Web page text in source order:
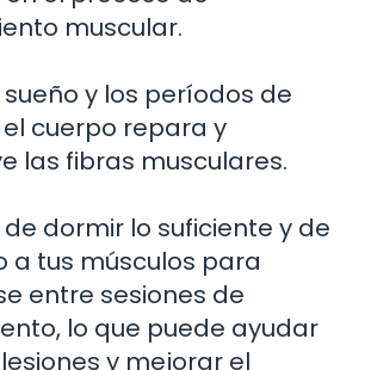
muscular.
y los períodos de
cuerpo repara y
las fibras musculares.
dormir lo suficiente y de
a tus músculos para
entre sesiones de
lo que puede ayudar
y mejorar el